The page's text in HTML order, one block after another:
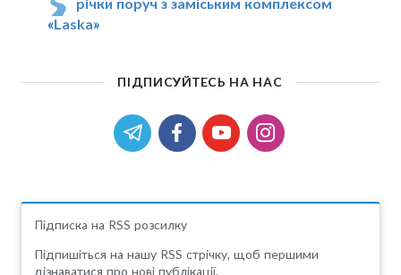
«Laska»
ПІДПИСУЙТЕСЬ НА НАС
Підписка на RSS розсилку
Підпишіться на нашу RSS стрічку, щоб першими
дізнаватися про нові публікації.